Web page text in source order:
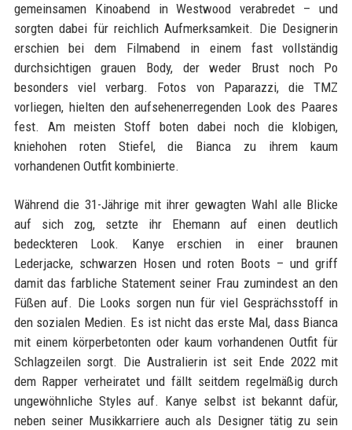
gemeinsamen Kinoabend in Westwood verabredet – und
sorgten dabei für reichlich Aufmerksamkeit. Die Designerin
erschien bei dem Filmabend in einem fast vollständig
durchsichtigen grauen Body, der weder Brust noch Po
besonders viel verbarg. Fotos von Paparazzi, die TMZ
vorliegen, hielten den aufsehenerregenden Look des Paares
fest. Am meisten Stoff boten dabei noch die klobigen,
kniehohen roten Stiefel, die Bianca zu ihrem kaum
vorhandenen Outfit kombinierte.
Während die 31-Jährige mit ihrer gewagten Wahl alle Blicke
auf sich zog, setzte ihr Ehemann auf einen deutlich
bedeckteren Look. Kanye erschien in einer braunen
Lederjacke, schwarzen Hosen und roten Boots – und griff
damit das farbliche Statement seiner Frau zumindest an den
Füßen auf. Die Looks sorgen nun für viel Gesprächsstoff in
den sozialen Medien. Es ist nicht das erste Mal, dass Bianca
mit einem körperbetonten oder kaum vorhandenen Outfit für
Schlagzeilen sorgt. Die Australierin ist seit Ende 2022 mit
dem Rapper verheiratet und fällt seitdem regelmäßig durch
ungewöhnliche Styles auf. Kanye selbst ist bekannt dafür,
neben seiner Musikkarriere auch als Designer tätig zu sein